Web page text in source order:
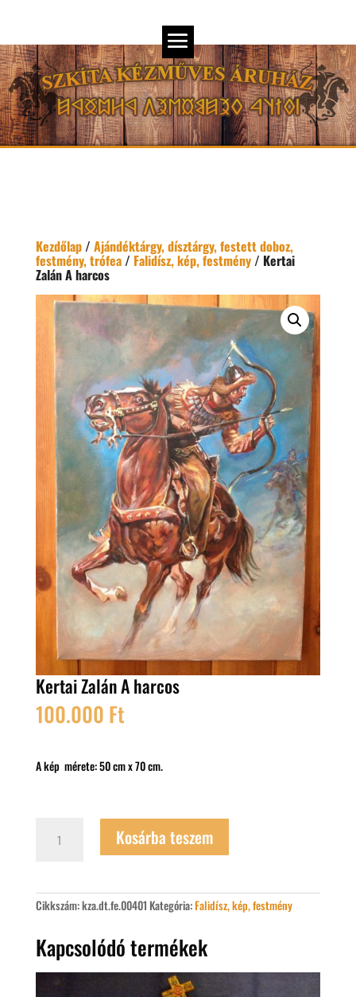
Kezdőlap/ Ajándéktárgy, dísztárgy, festett doboz,
festmény, trófea/ Falidísz, kép, festmény/ Kertai
Zalán A harcos
Kertai Zalán A harcos
100.000 Ft
A kép mérete: 50 cm x 70 cm.
Zalán
Kosárba teszem
Cikkszám:kza.dt.fe.00401 Kategória:Falidísz, kép, festmény
Kapcsolódó termékek